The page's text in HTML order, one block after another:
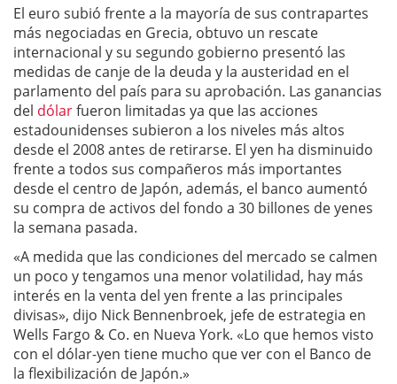
El euro subió frente a la mayoría de sus contrapartes
más negociadas en Grecia, obtuvo un rescate
internacional y su segundo gobierno presentó las
medidas de canje de la deuda y la austeridad en el
parlamento del país para su aprobación. Las ganancias
del dólarfueron limitadas ya que las acciones
estadounidenses subieron a los niveles más altos
desde el 2008 antes de retirarse. El yen ha disminuido
frente a todos sus compañeros más importantes
desde el centro de Japón, además, el banco aumentó
su compra de activos del fondo a 30 billones de yenes
la semana pasada.
«A medida que las condiciones del mercado se calmen
un poco y tengamos una menor volatilidad, hay más
interés en la venta del yen frente a las principales
divisas», dijo Nick Bennenbroek, jefe de estrategia en
Wells Fargo & Co. en Nueva York. «Lo que hemos visto
con el dólar-yen tiene mucho que ver con el Banco de
la flexibilización de Japón.»